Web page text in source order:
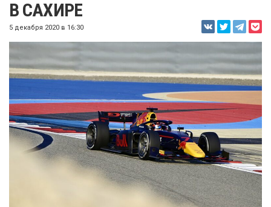
В САХИРЕ
5 декабря 2020 в 16:30